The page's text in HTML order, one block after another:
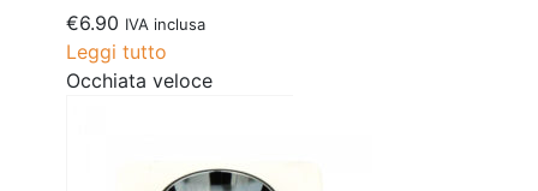
€6.90 IVA inclusa
Leggi tutto
Occhiata veloce